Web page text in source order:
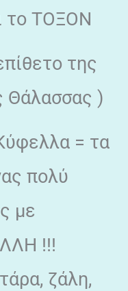
το ΤΟΞΟΝ
της
Θάλασσας )
= τα
πολύ
με
!!!
ζάλη,